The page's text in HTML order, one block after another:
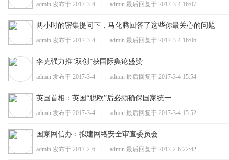
admin 发布于 2017-3-4 admin 最后回复于 2017-3-4 16:07
两小时的密集提问下，马化腾回答了这些你最关心的问题
admin 发布于 2017-3-4 admin 最后回复于 2017-3-4 16:06
李克强力推“双创”获国际舆论盛赞
admin 发布于 2017-3-4 admin 最后回复于 2017-3-4 15:54
英国首相：英国“脱欧”后必须确保国家统一
admin 发布于 2017-3-4 admin 最后回复于 2017-3-4 15:52
国家网信办：拟建网络安全审查委员会
admin 发布于 2017-2-6 admin 最后回复于 2017-2-6 22:42